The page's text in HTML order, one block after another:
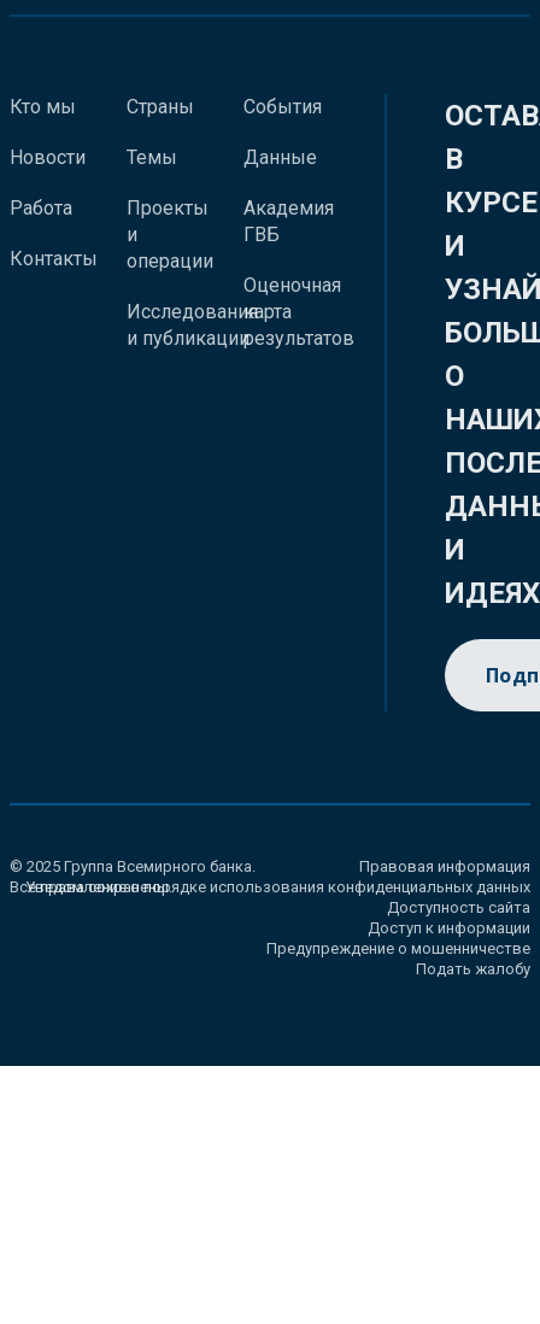
Кто мы
Новости
Работа
Контакты
Страны
Темы
Проекты
и
операции
Исследования
и публикации
События
Данные
Академия
ГВБ
Оценочная
карта
результатов
В
КУРСЕ
И
О
И
ИДЕЯХ
© 2025 Группа Всемирного банка.
Все права сохранены.
Правовая информация
Уведомление о порядке использования конфиденциальных данных
Доступность сайта
Доступ к информации
Предупреждение о мошенничестве
Подать жалобу